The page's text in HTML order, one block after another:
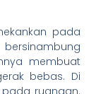
pada
bersinambung
membuat
bebas. Di
ruangan.